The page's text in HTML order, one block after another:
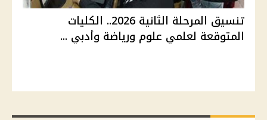
تنسيق المرحلة الثانية 2026.. الكليات
المتوقعة لعلمي علوم ورياضة وأدبي ...